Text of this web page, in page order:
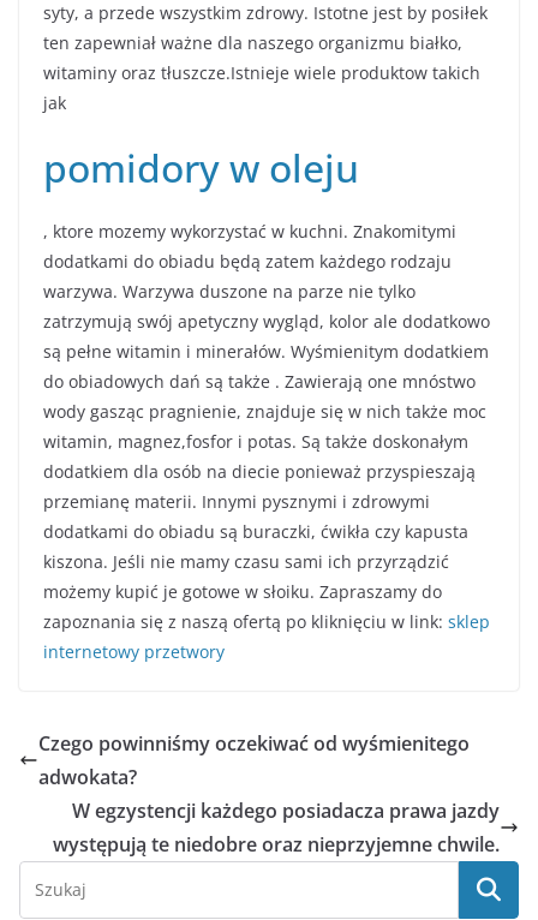
syty, a przede wszystkim zdrowy. Istotne jest by posiłek
ten zapewniał ważne dla naszego organizmu białko,
witaminy oraz tłuszcze.Istnieje wiele produktow takich
jak
pomidory w oleju
, ktore mozemy wykorzystać w kuchni. Znakomitymi
dodatkami do obiadu będą zatem każdego rodzaju
warzywa. Warzywa duszone na parze nie tylko
zatrzymują swój apetyczny wygląd, kolor ale dodatkowo
są pełne witamin i minerałów. Wyśmienitym dodatkiem
do obiadowych dań są także . Zawierają one mnóstwo
wody gasząc pragnienie, znajduje się w nich także moc
witamin, magnez,fosfor i potas. Są także doskonałym
dodatkiem dla osób na diecie ponieważ przyspieszają
przemianę materii. Innymi pysznymi i zdrowymi
dodatkami do obiadu są buraczki, ćwikła czy kapusta
kiszona. Jeśli nie mamy czasu sami ich przyrządzić
możemy kupić je gotowe w słoiku. Zapraszamy do
zapoznania się z naszą ofertą po kliknięciu w link: sklep
internetowy przetwory
Czego powinniśmy oczekiwać od wyśmienitego
adwokata?
W egzystencji każdego posiadacza prawa jazdy
występują te niedobre oraz nieprzyjemne chwile.